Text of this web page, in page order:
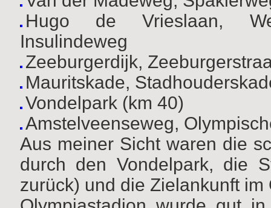
Hugo de Vrieslaan,
Insulindeweg
Zeeburgerdijk,
Mauritskade,
Vondelpark (km 40)
Amstelveenseweg,
Aus meiner Sicht waren die
durch den Vondelpark, die
zurück) und die Zielankunft